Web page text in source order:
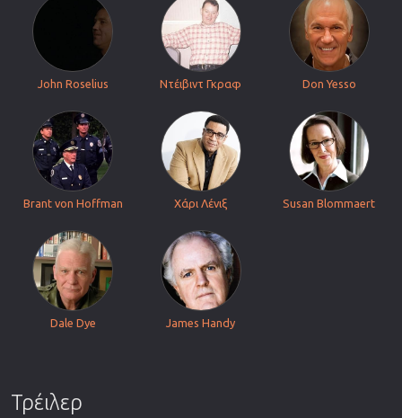
John Roselius Ντέιβιντ Γκραφ Don Yesso
Brant von Hoffman Χάρι Λένιξ Susan Blommaert
Dale Dye James Handy
Τρέιλερ